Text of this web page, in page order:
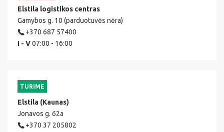
Elstila logistikos centras
Gamybos g. 10 (parduotuvės nėra)
+370 687 57400
I - V07:00 - 16:00
TURIME
Elstila (Kaunas)
Jonavos g. 62a
+370 37 205802